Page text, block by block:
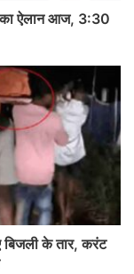
का ऐलान आज, 3:30
बिजली के तार, करंट